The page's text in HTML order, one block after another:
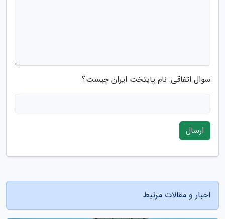
سوال اتفاقی: نام پایتخت ایران چیست؟
ارسال
اخبار و مقالات مرتبط